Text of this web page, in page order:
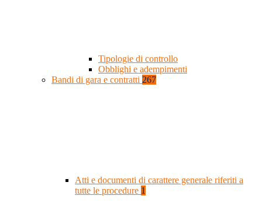
Tipologie di controllo
Obblighi e adempimenti
Bandi di gara e contratti 267
Atti e documenti di carattere generale riferiti a
tutte le procedure 1